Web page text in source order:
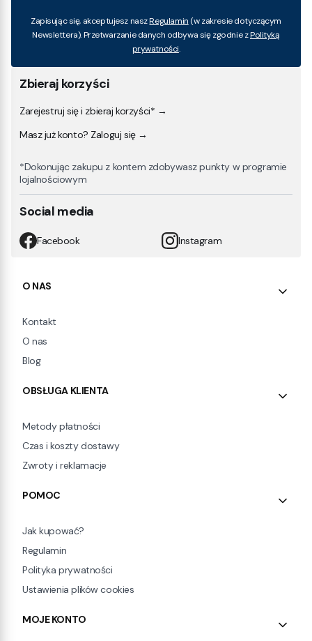
Zbieraj korzyści
Zarejestruj się i zbieraj korzyści* →
Masz już konto? Zaloguj się →
*Dokonując zakupu z kontem zdobywasz punkty w programie
lojalnościowym
Social media
Facebook Instagram
Zapisując się, akceptujesz naszRegulamin (w zakresie dotyczącym
Newslettera). Przetwarzanie danych odbywa się zgodnie zPolityką
prywatności.
Linki w stopce
O NAS
Kontakt
O nas
Blog
OBSŁUGA KLIENTA
Metody płatności
Czas i koszty dostawy
Zwroty i reklamacje
POMOC
Jak kupować?
Regulamin
Polityka prywatności
Ustawienia plików cookies
MOJE KONTO